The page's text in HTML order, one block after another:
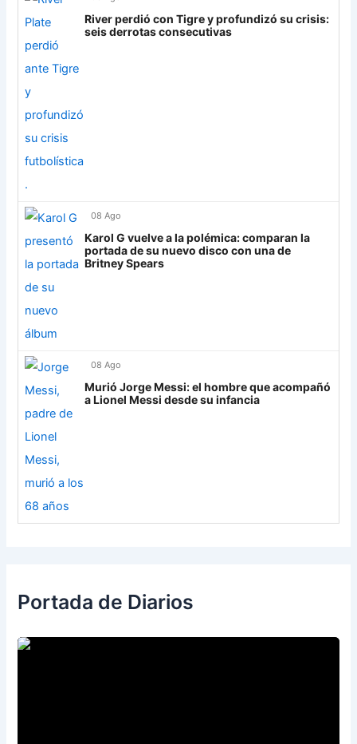
Rosario Central
River perdió con Tigre y profundizó su crisis:
seis derrotas consecutivas
08 Ago
Karol G vuelve a la polémica: comparan la
portada de su nuevo disco con una de
Britney Spears
08 Ago
Murió Jorge Messi: el hombre que acompañó
a Lionel Messi desde su infancia
Portada de Diarios